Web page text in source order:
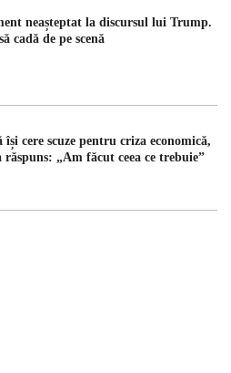
neașteptat la discursul lui Trump.
cadă de pe scenă
cere scuze pentru criza economică,
„Am făcut ceea ce trebuie”